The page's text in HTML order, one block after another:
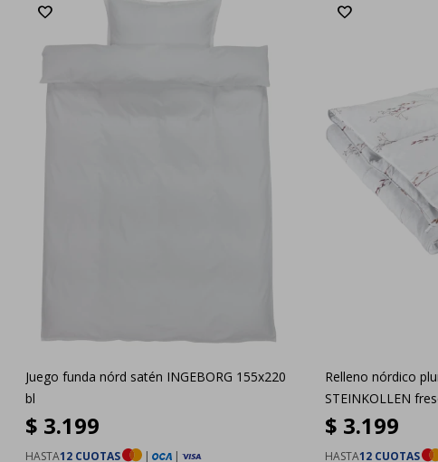
Juego funda nórd satén INGEBORG 155x220
bl
$ 3.199
HASTA12 CUOTAS | |
Relleno nórdico
STEINKOLLEN
$ 3.199
HASTA12 CUOTAS